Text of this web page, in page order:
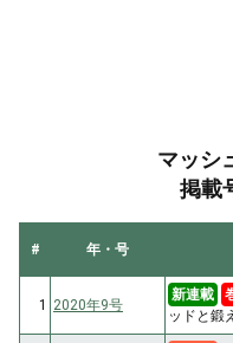
マッシ
掲載
# 年・号
1 2020年9号
新連載
ッドと鍛